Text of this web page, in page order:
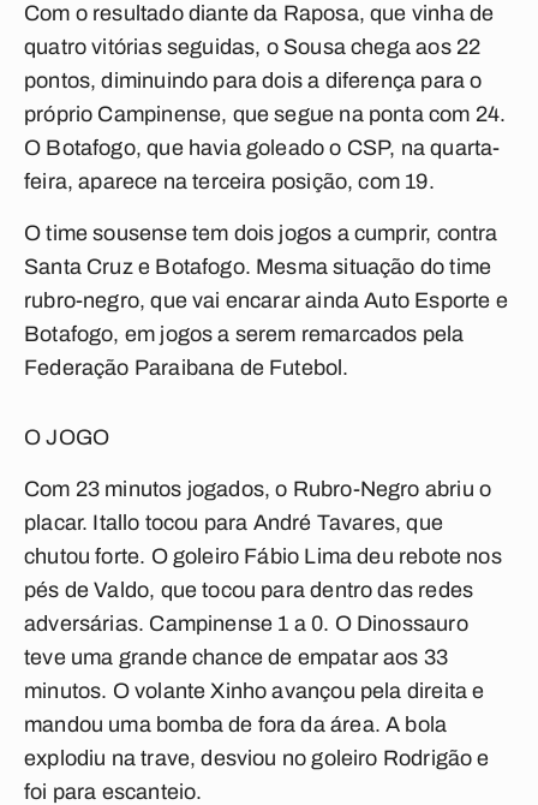
Com o resultado diante da Raposa, que vinha de
quatro vitórias seguidas, o Sousa chega aos 22
pontos, diminuindo para dois a diferença para o
próprio Campinense, que segue na ponta com 24.
O Botafogo, que havia goleado o CSP, na quarta-
feira, aparece na terceira posição, com 19.
O time sousense tem dois jogos a cumprir, contra
Santa Cruz e Botafogo. Mesma situação do time
rubro-negro, que vai encarar ainda Auto Esporte e
Botafogo, em jogos a serem remarcados pela
Federação Paraibana de Futebol.
O JOGO
Com 23 minutos jogados, o Rubro-Negro abriu o
placar. Itallo tocou para André Tavares, que
chutou forte. O goleiro Fábio Lima deu rebote nos
pés de Valdo, que tocou para dentro das redes
adversárias. Campinense 1 a 0. O Dinossauro
teve uma grande chance de empatar aos 33
minutos. O volante Xinho avançou pela direita e
mandou uma bomba de fora da área. A bola
explodiu na trave, desviou no goleiro Rodrigão e
foi para escanteio.